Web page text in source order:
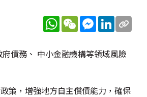
WhatsApp
WeChatMessenger
LinkedIn
債務、 中小金融機構等領域風險
策，增強地方自主償債能力，確保